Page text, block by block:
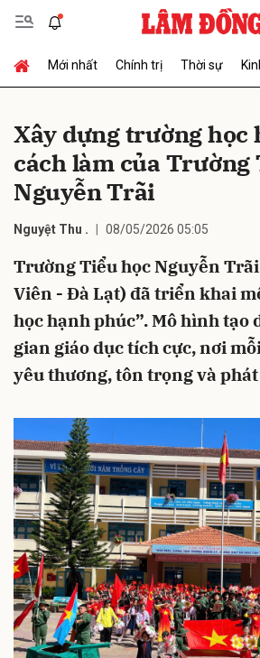
Mới nhất Chính trị Thời sự
Xây dựng trường học
cách làm của Trường
Nguyễn Trãi
Nguyệt Thu . 08/05/2026 05:05
Trường Tiểu học Nguyễn
Viên - Đà Lạt) đã triển khai
học hạnh phúc”. Mô hình tạo
gian giáo dục tích cực, nơi
yêu thương, tôn trọng và
Gửi bình luận